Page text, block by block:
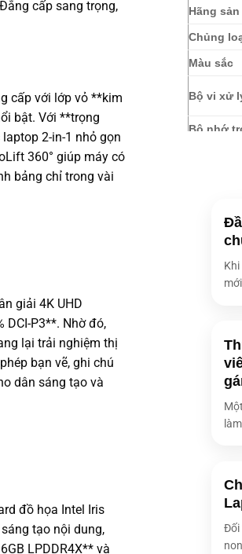
cấp sang trọng,
cấp với lớp vỏ **kim
bật. Với **trọng
2-in-1 nhỏ gọn
360° giúp máy có
bảng chỉ trong vài
giải 4K UHD
DCI-P3**. Nhờ đó,
lại trải nghiệm thị
bạn vẽ, ghi chú
dân sáng tạo và
đồ họa Intel Iris
tạo nội dung,
LPDDR4X** và
Hãng
Chủng
Màu sắc
Bộ vi xử
Bộ nhớ
Màn hình
Webcam
Âm thanh
Cổng
Kích
Đối